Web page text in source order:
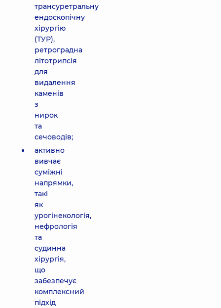
трансуретральну
ендоскопічну
хірургію
(ТУР),
ретроградна
літотрипсія
для
видалення
каменів
з
нирок
та
сечоводів;
активно
вивчає
суміжні
напрямки,
такі
як
урогінекологія,
нефрологія
та
судинна
хірургія,
що
забезпечує
комплексний
підхід